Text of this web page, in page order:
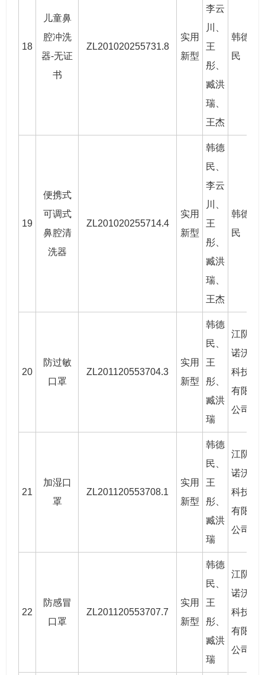
18
儿童鼻
腔冲洗
器-无证
书
ZL201020255731.8
实用
新型
李云
川
王
彤、
臧洪
瑞
王杰
韩德
民
19
便携式
可调式
鼻腔清
洗器
ZL201020255714.4
实用
新型
韩德
民
李云
川
王
彤、
臧洪
瑞
王杰
韩德
民
20
防过敏
口罩
ZL201120553704.3
实用
新型
韩德
民
王
彤、
臧洪
瑞
江阴
诺沃
科技
有限
公司
21
加湿口
罩
ZL201120553708.1
实用
新型
韩德
民
王
彤、
臧洪
瑞
江阴
诺沃
科技
有限
公司
22
防感冒
口罩
ZL201120553707.7
实用
新型
韩德
民
王
彤、
臧洪
瑞
江阴
诺沃
科技
有限
公司